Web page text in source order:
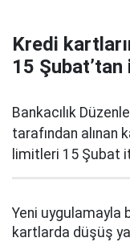
Kredi
15
Bankacılık
tarafından alınan
limitleri 15 Şubat
Yeni uygulamayla
kartlarda düşüş